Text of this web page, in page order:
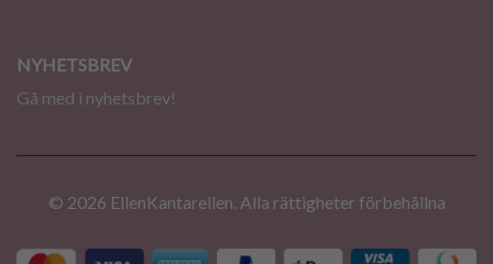
NYHETSBREV
Gå med i nyhetsbrev!
© 2026 EllenKantarellen. Alla rättigheter förbehållna